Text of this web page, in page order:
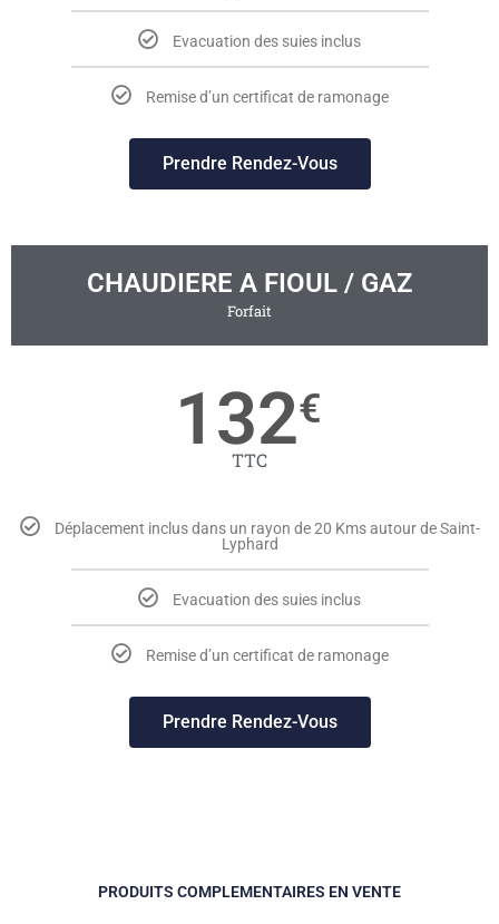
Evacuation des suies inclus
Remise d’un certificat de ramonage
Prendre Rendez-Vous
CHAUDIERE A FIOUL / GAZ
Forfait
132€
TTC
Déplacement inclus dans un rayon de 20 Kms autour de Saint-
Lyphard
Evacuation des suies inclus
Remise d’un certificat de ramonage
Prendre Rendez-Vous
PRODUITS COMPLEMENTAIRES EN VENTE